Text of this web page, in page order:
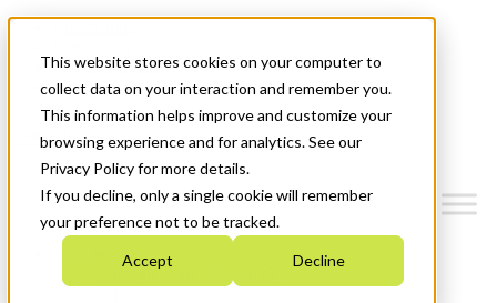
This website stores cookies on your computer to
collect data on your interaction and remember you.
This information helps improve and customize your
browsing experience and for analytics. See our
Privacy Policy for more details.
If you decline, only a single cookie will remember
your preference not to be tracked.
Accept Decline
News & Events
Get Started
Menu
Who We Are
Strategic Plan 2026-2030